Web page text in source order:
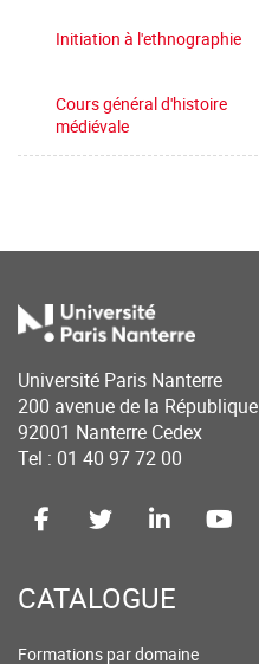
Initiation à l'ethnographie
Cours général d'histoire
médiévale
Université Paris Nanterre
200 avenue de la République
92001 Nanterre Cedex
Tel : 01 40 97 72 00
CATALOGUE
Formations par domaine